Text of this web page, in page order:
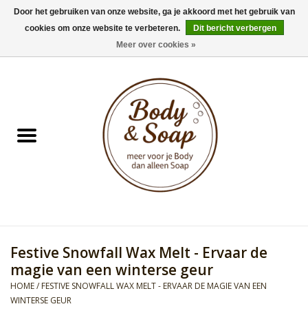
0 Artikelen - €0,00
Doucheproducten
Kids Collection
Men's Collection
Festive Snowfall Wax Melt - Ervaar de
magie van een winterse geur
HOME/ FESTIVE SNOWFALL WAX MELT - ERVAAR DE MAGIE VAN EEN
WINTERSE GEUR
Door het gebruiken van onze website, ga je akkoord met het gebruik van
cookies om onze website te verbeteren.
Dit bericht verbergen
Meer over cookies »